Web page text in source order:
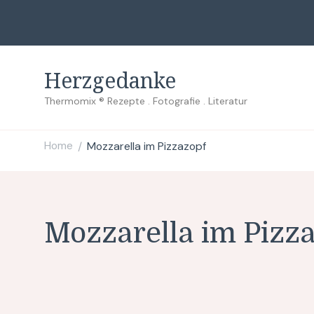
Herzgedanke
Thermomix ® Rezepte . Fotografie . Literatur
Home / Mozzarella im Pizzazopf
Mozzarella im